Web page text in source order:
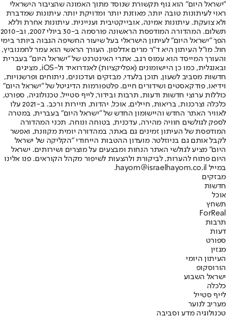
"ישראל היום" הוא גוף תקשורת שנוסד מתוך האמונה שהציבור הישראלי
ראוי לעיתונות טובה יותר, מאוזנת יותר ומדויקת יותר. עיתונות שמדברת
ולא צועקת. עיתונות אמינה, אובייקטיבית ועניינית. עיתונות אחרת וללא
תשלום. המהדורה המודפסת הראשונה פורסמה ב-30 ביולי 2007, וב-2010
הפך "ישראל היום" לעיתון הישראלי בעל שיעור החשיפה הגבוה ביותר בימי
חול. מו"ל העיתון היא ד"ר מרים אדלסון. העורך הראשי הוא עמר לחמנוביץ,
והעורך המייסד הוא עמוס רגב. אתרי האינטרנט של "ישראל היום" בעברית
ובאנגלית, כמו כן היישומונים (אפליקציות) לאנדרואיד ול-iOS, מציגים
חדשות מסביב לשעון, תוכן בלעדי, מבזקים ועדכונים, ניתוחים ופרשנויות,
וידיאו, פודקאסטים ושידורים חיים. פלטפורמות הדיגיטל של "ישראל היום"
כוללות ערוצי חדשות ודעות, תרבות ובידור, לייף סטייל, טכנולוגיה, ספורט,
כלכלה וצרכנות, בריאות, חיילים, אוכל, יהדות, תיירות ורכב. ב-2021 עלו
לאוויר האתר החדש והיישומון החדש של "ישראל היום" בעברית, במטרה
לספק לגולשים חוויה מהירה, עדכנית, בטוחה ונוחה. תכני המהדורה
המודפסת של העיתון זמינים גם באתר, במהדורה יומית מקוונת, ואפשר
לקבל אותם גם בניוזלטר. מועדון ההטבות הייחודי "הקליקה של ישראל
היום" מציע לגולשי האתר הנחות ומבצעים על מוצרים ושירותים. ישראל
היום פתוח להערות, לביקורת ולהצעות לשיפור מקהל הקוראים. פנו אלינו
במייל hayom@israelhayom.co.il.
מבזקים
חדשות
אוכל
תשחץ
ForReal
תרבות
דעות
ספורט
מגזין
העיתון היומי
הורוסקופ
ישראל השבוע
כלכלה
לייף סטייל
מעריב לנוער
טכנולוגיה מדע וסביבה